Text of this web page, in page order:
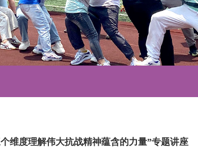
维度理解伟大抗战精神蕴含的力量”专题讲座